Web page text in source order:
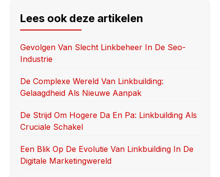
e
b
o
o
k
o
d
o
n
e
Lees ook deze artikelen
Gevolgen Van Slecht Linkbeheer In De Seo-
Industrie
De Complexe Wereld Van Linkbuilding:
Gelaagdheid Als Nieuwe Aanpak
De Strijd Om Hogere Da En Pa: Linkbuilding Als
Cruciale Schakel
Een Blik Op De Evolutie Van Linkbuilding In De
Digitale Marketingwereld